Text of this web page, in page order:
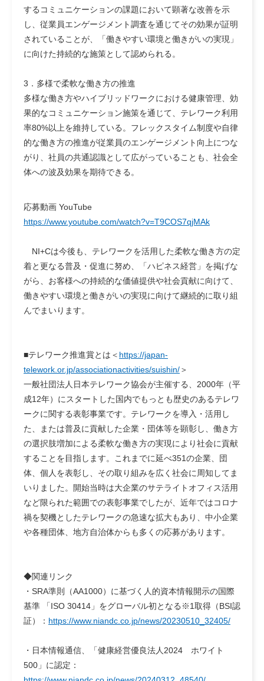
するコミュニケーションの課題において顕著な改善を示
し、従業員エンゲージメント調査を通じてその効果が証明
されていることが、「働きやすい環境と働きがいの実現」
に向けた持続的な施策として認められる。
3．多様で柔軟な働き方の推進
多様な働き方やハイブリッドワークにおける健康管理、効
果的なコミュニケーション施策を通じて、テレワーク利用
率80%以上を維持している。フレックスタイム制度や自律
的な働き方の推進が従業員のエンゲージメント向上につな
がり、社員の共通認識として広がっていることも、社会全
体への波及効果を期待できる。
応募動画 YouTube
https://www.youtube.com/watch?v=T9COS7qjMAk
NI+Cは今後も、テレワークを活用した柔軟な働き方の定
着と更なる普及・促進に努め、「ハピネス経営」を掲げな
がら、お客様への持続的な価値提供や社会貢献に向けて、
働きやすい環境と働きがいの実現に向けて継続的に取り組
んでまいります。
■テレワーク推進賞とは＜ https://japan-
telework.or.jp/associationactivities/suishin/＞
一般社団法人日本テレワーク協会が主催する、2000年（平
成12年）にスタートした国内でもっとも歴史のあるテレワ
ークに関する表彰事業です。テレワークを導入・活用し
た、または普及に貢献した企業・団体等を顕彰し、働き方
の選択肢増加による柔軟な働き方の実現により社会に貢献
することを目指します。これまでに延べ351の企業、団
体、個人を表彰し、その取り組みを広く社会に周知してま
いりました。開始当時は大企業のサテライトオフィス活用
など限られた範囲での表彰事業でしたが、近年ではコロナ
禍を契機としたテレワークの急速な拡大もあり、中小企業
や各種団体、地方自治体からも多くの応募があります。
◆関連リンク
・SRA準則（AA1000）に基づく人的資本情報開示の国際
基準 「ISO 30414」をグローバル初となる※1取得（BSI認
証）： https://www.niandc.co.jp/news/20230510_32405/
・日本情報通信、「健康経営優良法人2024 ホワイト
500」に認定：